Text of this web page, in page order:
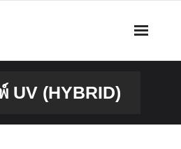
UV (HYBRID)